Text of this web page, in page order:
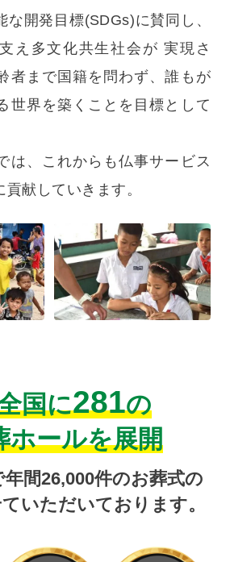
な開発目標(SDGs)に賛同し、
え多文化共生社会が 実現さ
者まで国籍を問わず、誰もが
世界を築くことを目標として
は、これからも仏事サービス
献していきます。
国に281の
ホールを展開
間26,000件のお葬式の
いただいております。